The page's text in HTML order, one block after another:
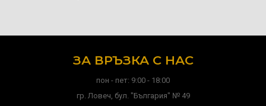
ЗА ВРЪЗКА С НАС
пон - пет: 9:00 - 18:00
гр. Ловеч, бул. "България" № 49